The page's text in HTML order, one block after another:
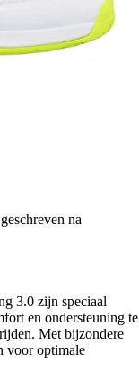
na
3.0 zijn speciaal
en ondersteuning te
Met bijzondere
voor optimale